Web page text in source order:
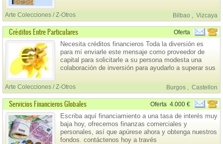
Arte Colecciones / Z-Otros Bilbao , Vizcaya
Créditos Entre Particulares Oferta
Necesita créditos financieros Toda la diversión es
para mí enviarle este mensaje como proveedor de
capital para solicitarle a su persona modesta una
colaboración de inversión para ayudarlo a superar sus
objetivos para el futuro en un marco sin dificultades.
Arte Colecciones / Z-Otros Burgos , Castellon
Servicios Financieros Globales Oferta 4.000 €
Escriba aquí financiamiento a una tasa de interés muy
baja hoy, ofrecemos finanzas comerciales y
personales, así que apúrese ahora y obtenga nuestros
fondos. contáctenos hoy a través